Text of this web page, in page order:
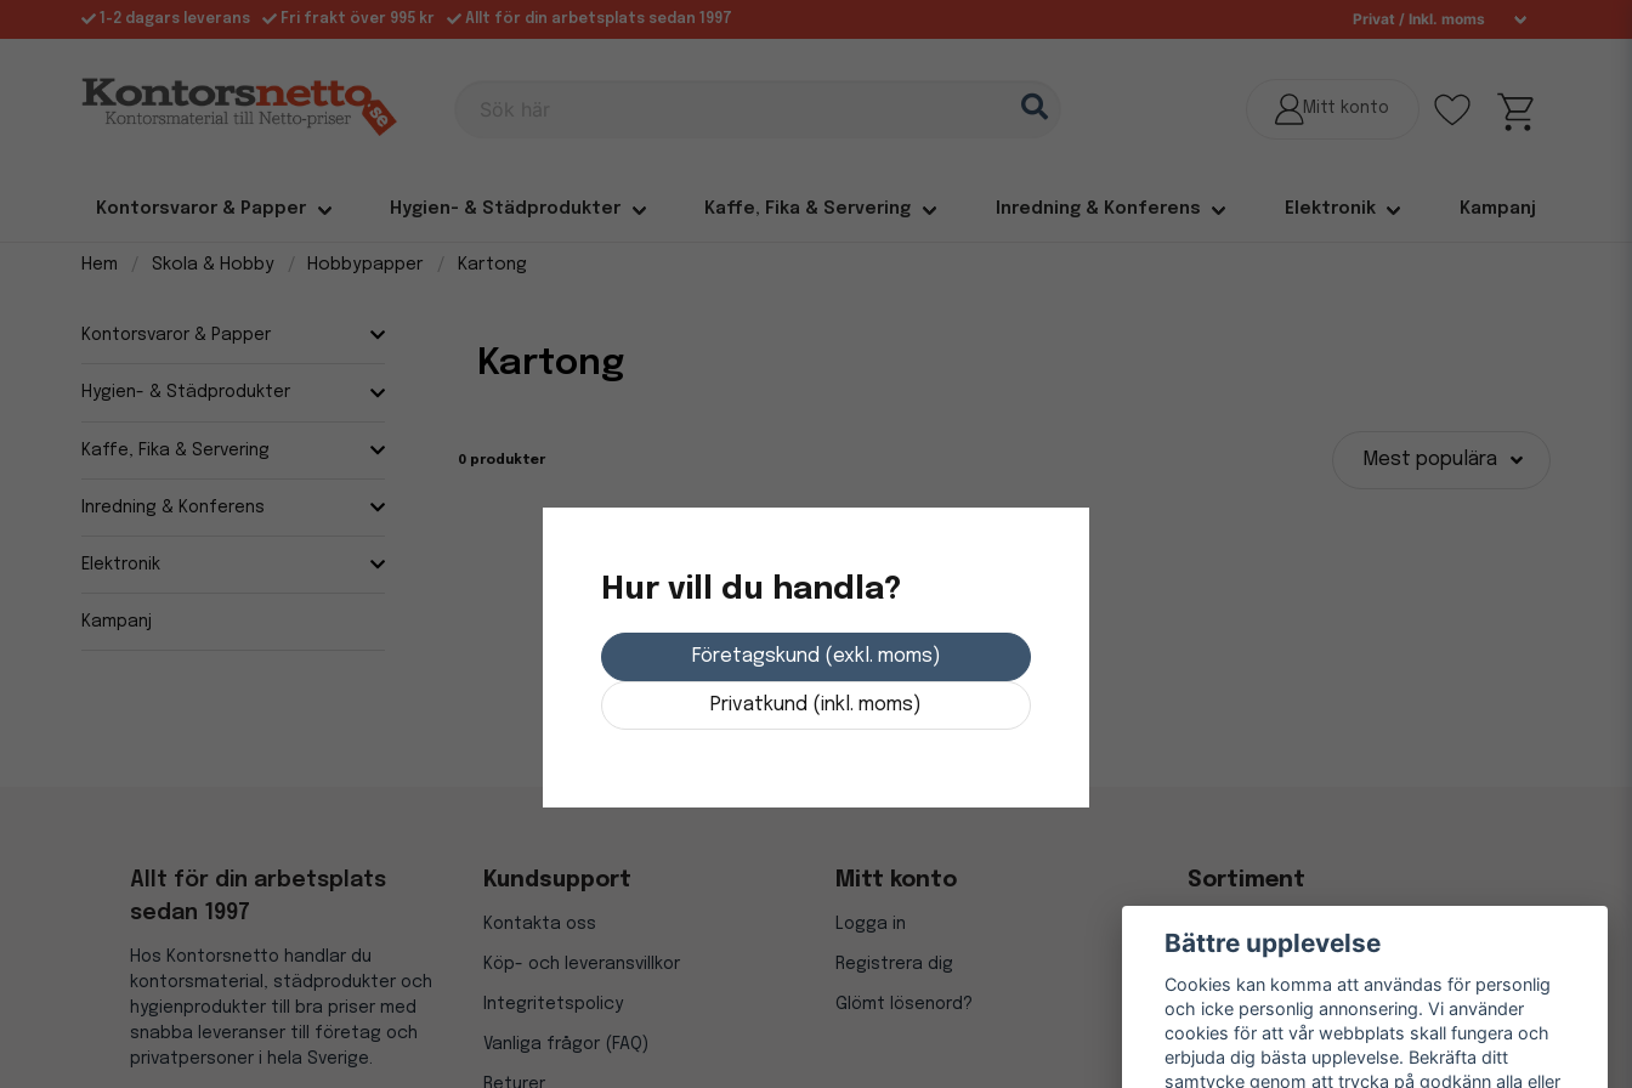
1-2 dagars leverans Fri frakt över 995 kr Allt för din arbetsplats sedan 1997
Kontorsvaror & Papper Hygien- & Städprodukter Kaffe, Fika & Servering Inredning & Konferens Elektronik Kampanj
Hem Skola & Hobby Hobbypapper Kartong
Kontorsvaror & Papper
Hygien- & Städprodukter
Kaffe, Fika & Servering
Inredning & Konferens
Elektronik
Kampanj
Kartong
0 produkter Mest populära
Hur vill du handla?
Företagskund (exkl. moms)
Privatkund (inkl. moms)
Allt för din arbetsplats
sedan 1997
Hos Kontorsnetto handlar du
kontorsmaterial, städprodukter och
hygienprodukter till bra priser med
snabba leveranser till företag och
privatpersoner i hela Sverige.
Kundsupport
Kontakta oss
Köp- och leveransvillkor
Integritetspolicy
Vanliga frågor (FAQ)
Mitt konto
Logga in
Registrera dig
Glömt lösenord?
Sortiment
Hygien- & Städprodukter
Inredning & Konferens
Bättre upplevelse
Cookies kan komma att användas för personlig
och icke personlig annonsering. Vi använder
cookies för att vår webbplats skall fungera och
erbjuda dig bästa upplevelse. Bekräfta ditt
samtycke genom att trycka på godkänn alla eller